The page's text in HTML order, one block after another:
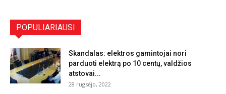
POPULIARIAUSI
Skandalas: elektros gamintojai nori
parduoti elektrą po 10 centų, valdžios
atstovai...
28 rugsėjo, 2022